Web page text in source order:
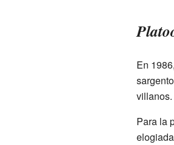
En
villanos.
Para la